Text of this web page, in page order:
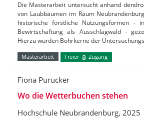
Die Masterarbeit untersucht anhand
von Laubbäumen im Raum
historische forstliche Nutzungsformen -
Bewirtschaftung als Ausschlagwald -
Hierzu wurden Bohrkerne der
Masterarbeit Freier Zugang
Fiona Purucker
Wo die Wetterbuchen stehen
Hochschule Neubrandenburg, 2025